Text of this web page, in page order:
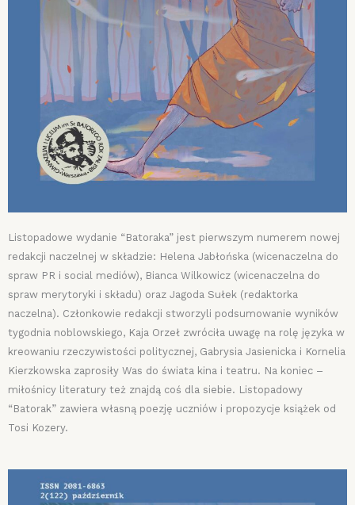
Listopadowe wydanie “Batoraka” jest pierwszym numerem nowej
redakcji naczelnej w składzie: Helena Jabłońska (wicenaczelna do
spraw PR i social mediów), Bianca Wilkowicz (wicenaczelna do
spraw merytoryki i składu) oraz Jagoda Sułek (redaktorka
naczelna). Członkowie redakcji stworzyli podsumowanie wyników
tygodnia noblowskiego, Kaja Orzeł zwróciła uwagę na rolę języka w
kreowaniu rzeczywistości politycznej, Gabrysia Jasienicka i Kornelia
Kierzkowska zaprosiły Was do świata kina i teatru. Na koniec –
miłośnicy literatury też znajdą coś dla siebie. Listopadowy
“Batorak” zawiera własną poezję uczniów i propozycje książek od
Tosi Kozery.